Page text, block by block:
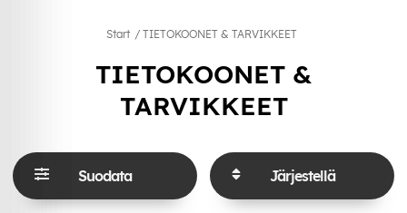
Start TIETOKOONET & TARVIKKEET
TIETOKOONET &
TARVIKKEET
Suodata Järjestellä